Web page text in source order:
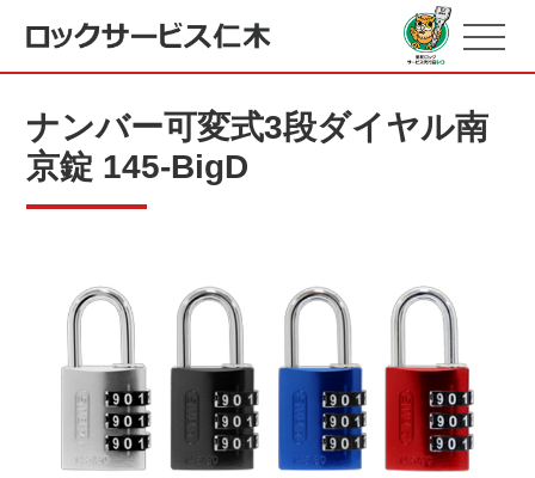
ナンバー可変式3段ダイヤル南
京錠 145-BigD